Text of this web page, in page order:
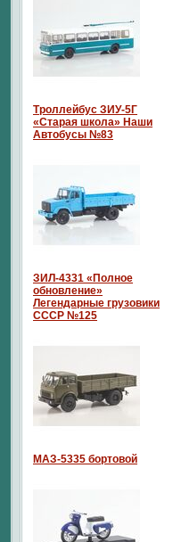
Троллейбус ЗИУ-5Г
«Старая школа» Наши
Автобусы №83
ЗИЛ-4331 «Полное
обновление»
Легендарные грузовики
СССР №125
МАЗ-5335 бортовой